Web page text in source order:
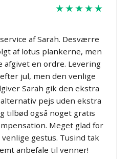
★★★★★
af Sarah. Desværre
af lotus plankerne, men
afgivet en ordre. Levering
jul, men den venlige
Sarah gik den ekstra
pejs uden ekstra
tilbød også noget gratis
Meget glad for
gestus. Tusind tak
anbefale til venner!